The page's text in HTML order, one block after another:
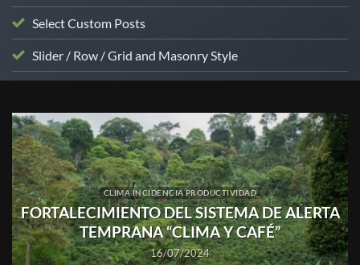
Select Custom Posts
Slider / Row / Grid and Masonry Style
CLIMA INCIDENCIA PRODUCTIVIDAD
FORTALECIMIENTO DEL SISTEMA DE ALERTA
TEMPRANA “CLIMA Y CAFÉ”
16/07/2024